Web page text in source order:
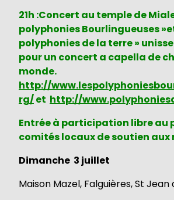
21h :Concert au temple de
polyphonies Bourlingueuses
polyphonies de la terre »
pour un concert a capella de
monde.
http://
rg/et http://
Entrée à participation libre au
comités locaux de soutien
Dimanche 3 juillet
Maison Mazel, Falguières, St Jean